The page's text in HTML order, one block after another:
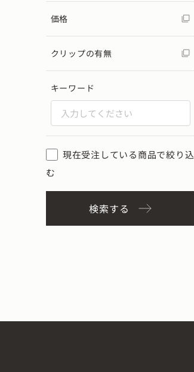
価格
クリップの有無
キーワード
現在受注している商品で絞り込
む
検索する